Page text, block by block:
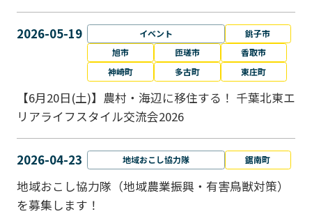
2026-05-19 イベント
銚子市
旭市
匝瑳市
香取市
神崎町
多古町 東庄町
【6月20日(土)】農村・海辺に移住する！ 千葉北東エ
リアライフスタイル交流会2026
2026-04-23 地域おこし協力隊 鋸南町
地域おこし協力隊（地域農業振興・有害鳥獣対策）
を募集します！